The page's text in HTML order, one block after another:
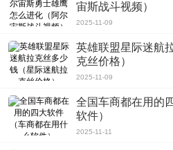
滤掉,是一个比较不错的漫画平台，很值得大
软件评测
会为你推荐一些最近的热门以及最新好看的;
app官网最新安卓apk让你能够看到最新的漫
小伙伴，安全靠谱的漫画阅读服务平台;
宙斯战斗视频）
2025-11-09
英雄联盟星际迷航
克丝价格）
2025-11-09
全国车商都在用的
软件）
2025-11-11